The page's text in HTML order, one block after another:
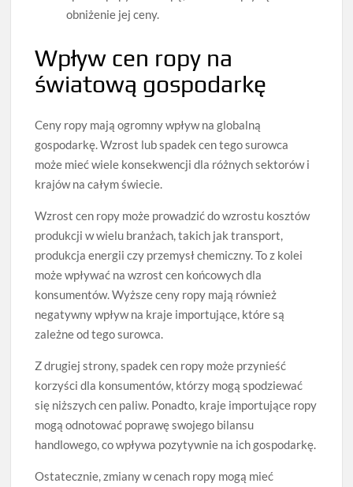
obniżenie jej ceny.
Wpływ cen ropy na
światową gospodarkę
Ceny ropy mają ogromny wpływ na globalną
gospodarkę. Wzrost lub spadek cen tego surowca
może mieć wiele konsekwencji dla różnych sektorów i
krajów na całym świecie.
Wzrost cen ropy może prowadzić do wzrostu kosztów
produkcji w wielu branżach, takich jak transport,
produkcja energii czy przemysł chemiczny. To z kolei
może wpływać na wzrost cen końcowych dla
konsumentów. Wyższe ceny ropy mają również
negatywny wpływ na kraje importujące, które są
zależne od tego surowca.
Z drugiej strony, spadek cen ropy może przynieść
korzyści dla konsumentów, którzy mogą spodziewać
się niższych cen paliw. Ponadto, kraje importujące ropy
mogą odnotować poprawę swojego bilansu
handlowego, co wpływa pozytywnie na ich gospodarkę.
Ostatecznie, zmiany w cenach ropy mogą mieć